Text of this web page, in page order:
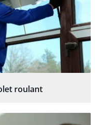
roulant